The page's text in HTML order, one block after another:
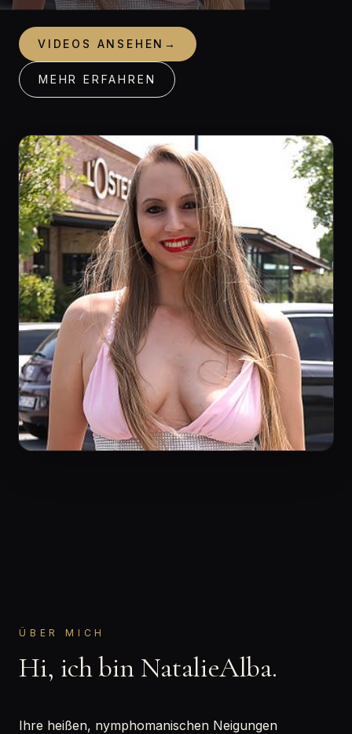
VIDEOS ANSEHEN →
MEHR ERFAHREN
ÜBER MICH
Hi, ich bin NatalieAlba.
Ihre heißen, nymphomanischen Neigungen